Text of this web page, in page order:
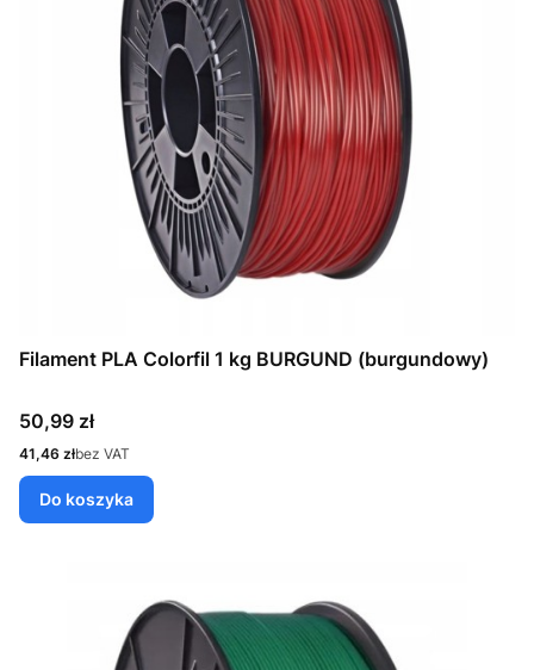
Filament PLA Colorfil 1 kg BURGUND (burgundowy)
Cena
50,99 zł
Cena
41,46 złbez VAT
Do koszyka